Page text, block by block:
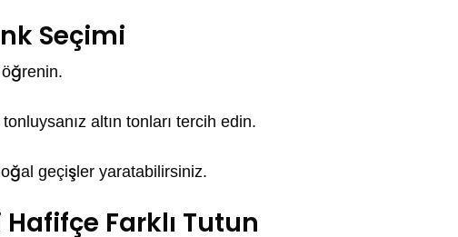
Seçimi
altın tonları tercih edin.
geçişler yaratabilirsiniz.
Farklı Tutun